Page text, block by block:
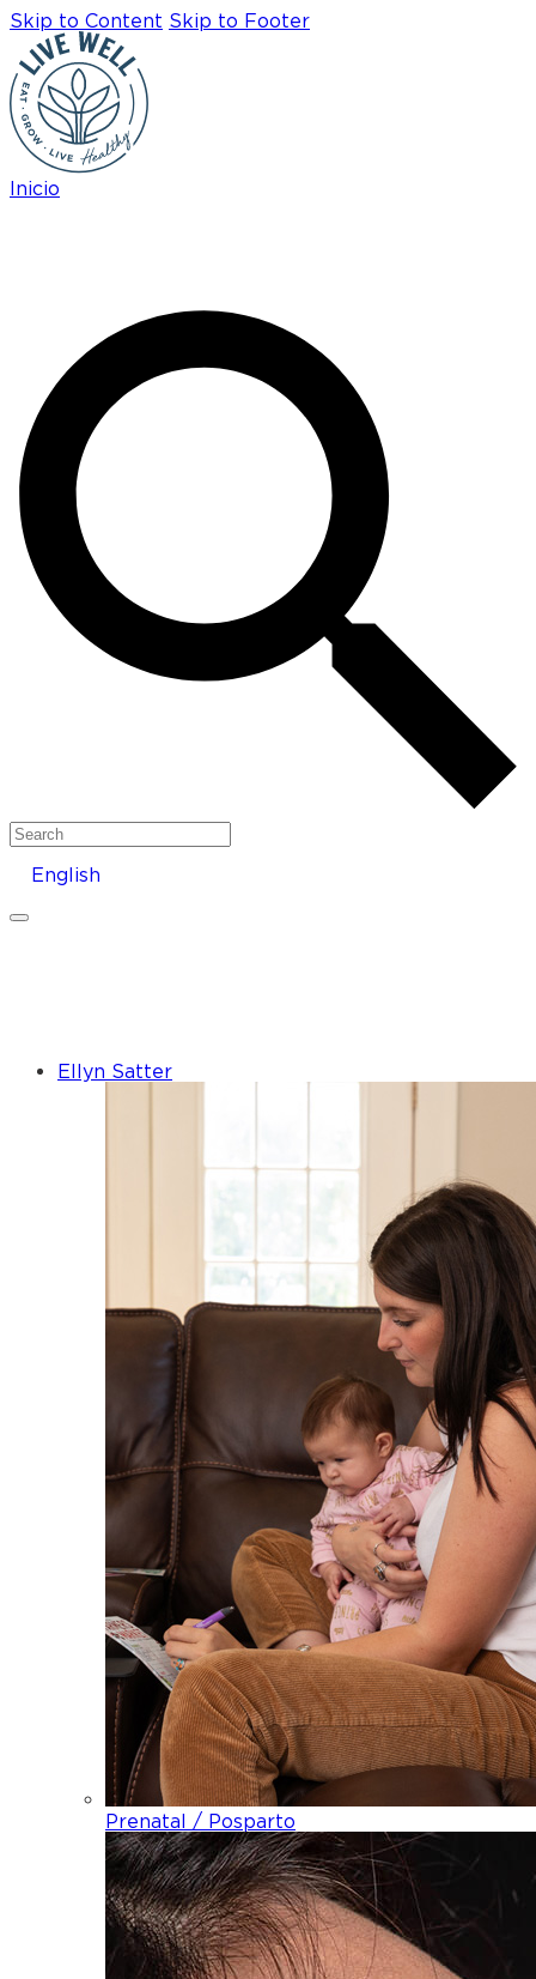
Skip to Content Skip to Footer
Inicio
Search
English
Ellyn Satter
Prenatal / Posparto